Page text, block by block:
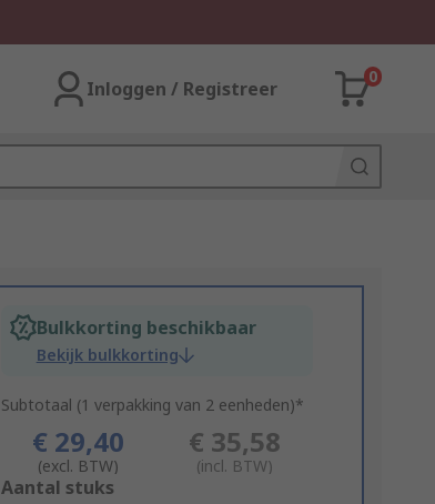
Inloggen / Registreer
0
Bulkkorting beschikbaar
Bekijk bulkkorting
Subtotaal (1 verpakking van 2 eenheden)*
€ 29,40
(excl. BTW)
€ 35,58
(incl. BTW)
Add
Aantal stuks